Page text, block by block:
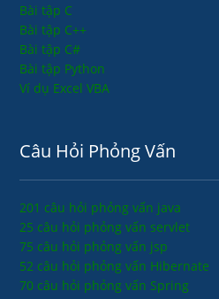
Bài tập C
Bài tập C++
Bài tập C#
Bài tập Python
Ví dụ Excel VBA
Câu Hỏi Phỏng Vấn
201 câu hỏi phỏng vấn java
25 câu hỏi phỏng vấn servlet
75 câu hỏi phỏng vấn jsp
52 câu hỏi phỏng vấn Hibernate
70 câu hỏi phỏng vấn Spring